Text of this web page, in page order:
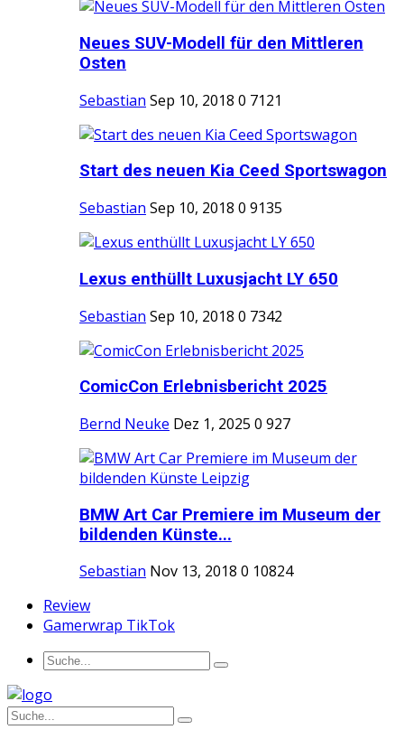
Neues SUV-Modell für den Mittleren
Osten
Sebastian Sep 10, 2018 0 7121
Start des neuen Kia Ceed Sportswagon
Sebastian Sep 10, 2018 0 9135
Lexus enthüllt Luxusjacht LY 650
Sebastian Sep 10, 2018 0 7342
ComicCon Erlebnisbericht 2025
Bernd Neuke Dez 1, 2025 0 927
BMW Art Car Premiere im Museum der
bildenden Künste...
Sebastian Nov 13, 2018 0 10824
Review
Gamerwrap TikTok